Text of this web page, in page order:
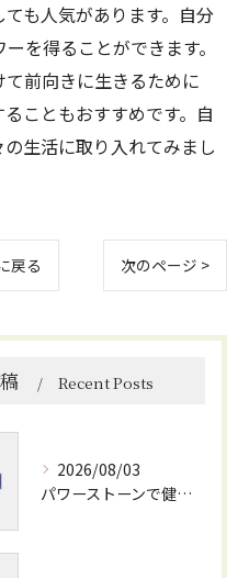
も人気があります。自分
を得ることができます。
前向きに生きるために
こともおすすめです。自
生活に取り入れてみまし
戻る 次のページ >
Recent Posts
2026/08/03
パワーストーンで健康運を高める石選びと日常使いの実践ポイント